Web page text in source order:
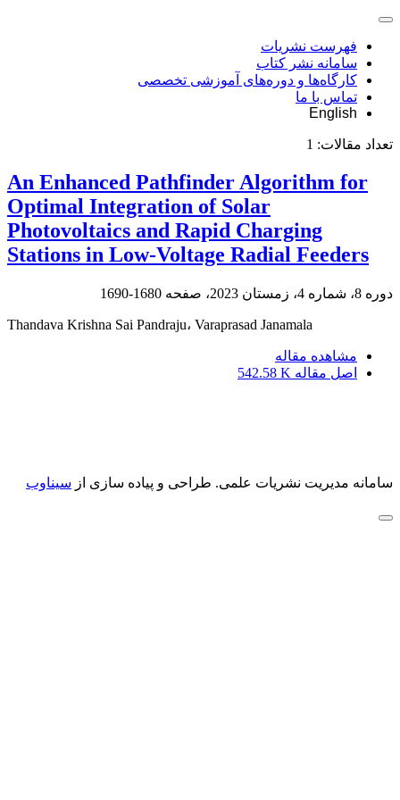
فهرست نشریات
سامانه نشر کتاب
کارگاه‌ها و دوره‌های آموزشی تخصصی
تماس با ما
English
تعداد مقالات: 1
An Enhanced Pathfinder Algorithm for
Optimal Integration of Solar
Photovoltaics and Rapid Charging
Stations in Low-Voltage Radial Feeders
دوره 8، شماره 4، زمستان 2023، صفحه 1680-1690
Thandava Krishna Sai Pandraju، Varaprasad Janamala
مشاهده مقاله
اصل مقاله 542.58 K
سامانه مدیریت نشریات علمی. طراحی و پیاده سازی از سیناوب